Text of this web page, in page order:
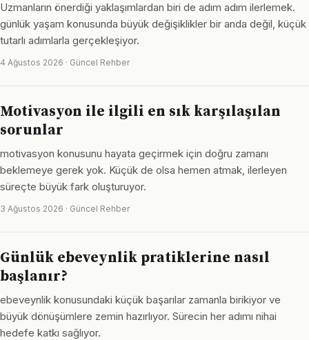
Uzmanların önerdiği yaklaşımlardan biri de adım adım ilerlemek.
günlük yaşam konusunda büyük değişiklikler bir anda değil, küçük
tutarlı adımlarla gerçekleşiyor.
4 Ağustos 2026 · Güncel Rehber
Motivasyon ile ilgili en sık karşılaşılan
sorunlar
motivasyon konusunu hayata geçirmek için doğru zamanı
beklemeye gerek yok. Küçük de olsa hemen atmak, ilerleyen
süreçte büyük fark oluşturuyor.
3 Ağustos 2026 · Güncel Rehber
Günlük ebeveynlik pratiklerine nasıl
başlanır?
ebeveynlik konusundaki küçük başarılar zamanla birikiyor ve
büyük dönüşümlere zemin hazırlıyor. Sürecin her adımı nihai
hedefe katkı sağlıyor.